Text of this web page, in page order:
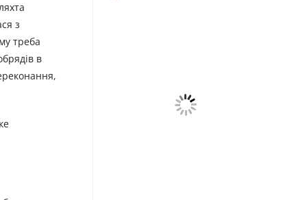
з
треба
в
Декрет про відзначення
Великодня і всіх рухомих